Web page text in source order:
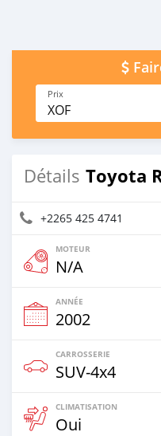
Prix
XOF
Détails Toyota
+2265 425 4741
MOTEUR
N/A
ANNÉE
2002
CARROSSERIE
SUV‒4x4
CLIMATISATION
Oui